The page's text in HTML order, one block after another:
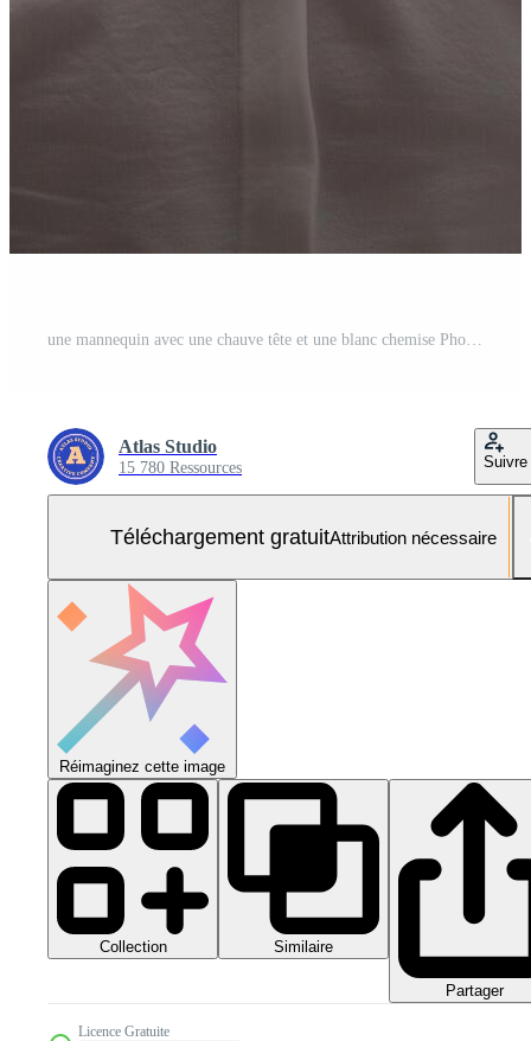
une mannequin avec une chauve tête et une blanc chemise Photo Gratuite
Atlas Studio
15 780 Ressources Suivre
Téléchargement gratuitAttribution nécessaire
Réimaginez cette image
Collection Similaire
Partager
Licence Gratuite